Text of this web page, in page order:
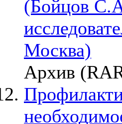
(Бойцов
Москва)
Архив